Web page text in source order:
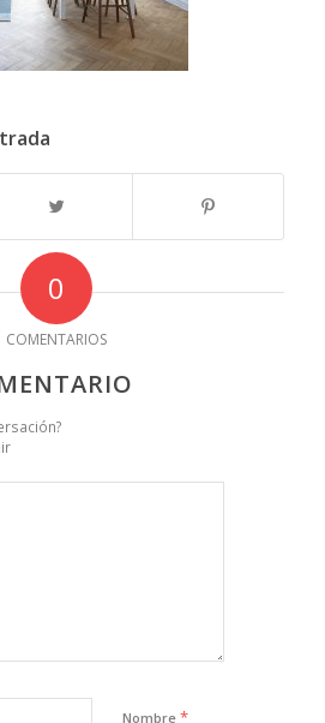
0
COMENTARIOS
Nombre *